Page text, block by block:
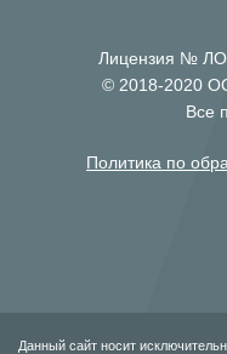
Лицензия №
© 2018-2020
Все
Политика по
Данный сайт носит